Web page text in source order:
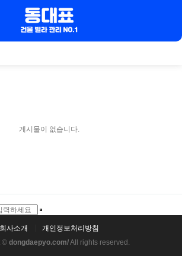
게시물이 없습니다.
회사소개
개인정보처리방침
© dongdaepyo.com/All rights reserved.